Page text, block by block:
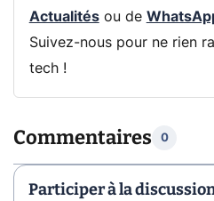
Actualitésou de
Suivez-nous pour ne rien
tech !
Commentaires 0
Participer à la